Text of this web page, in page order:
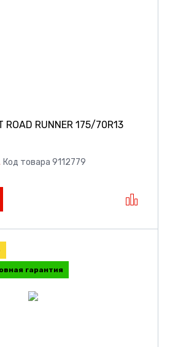
RUNNER 175/70R13
Код товара 9112779
гарантия